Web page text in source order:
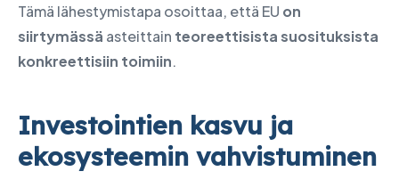
Tämä lähestymistapa osoittaa, että EU on
siirtymässä asteittain teoreettisista suosituksista
konkreettisiin toimiin.
Investointien kasvu ja
ekosysteemin vahvistuminen